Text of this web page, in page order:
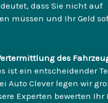
dass Sie nicht auf
müssen und Ihr Geld
des
ist ein entscheidender
Auto Clever legen wir
Experten bewerten Ihr